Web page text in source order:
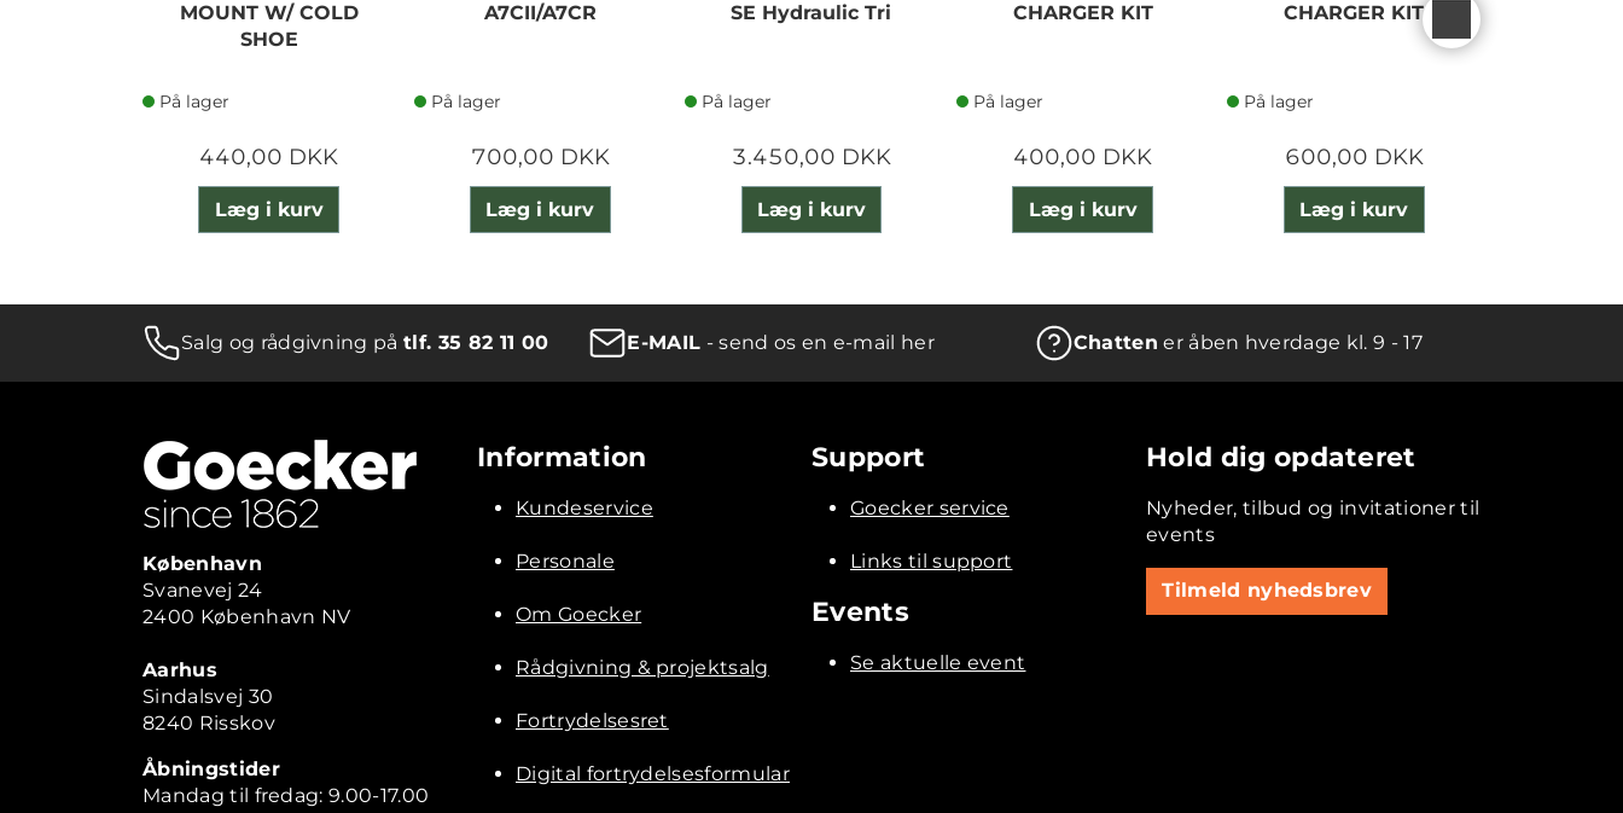
MOUNT W/ COLD
SHOE
På lager
440,00 DKK
Læg i kurv
A7CII/A7CR
På lager
700,00 DKK
Læg i kurv
SE Hydraulic Tri
På lager
3.450,00 DKK
Læg i kurv
CHARGER KIT
På lager
400,00 DKK
Læg i kurv
CHARGER KIT
På lager
600,00 DKK
Læg i kurv
Salg og rådgivning påtlf. 35 82 11 00 E-MAIL - send os en e-mail her Chatten er åben hverdage kl. 9 - 17
København
Svanevej 24
2400 København NV
Aarhus
Sindalsvej 30
8240 Risskov
Åbningstider
Mandag til fredag: 9.00-17.00
Information
Kundeservice
Personale
Om Goecker
Rådgivning & projektsalg
Fortrydelsesret
Digital fortrydelsesformular
Support
Goecker service
Links til support
Events
Se aktuelle event
Hold dig opdateret
Nyheder, tilbud og invitationer til
events
Tilmeld nyhedsbrev